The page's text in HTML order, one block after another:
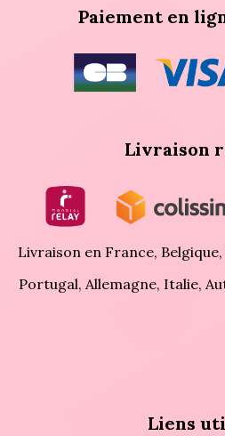
Paiement en
Livraison
Livraison en France,
Portugal, Allemagne, Italie,
Liens